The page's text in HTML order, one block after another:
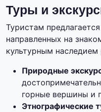
Туры и
Туристам
направленных на
культурным наследием
Природные
горные вершины и
Этнографические